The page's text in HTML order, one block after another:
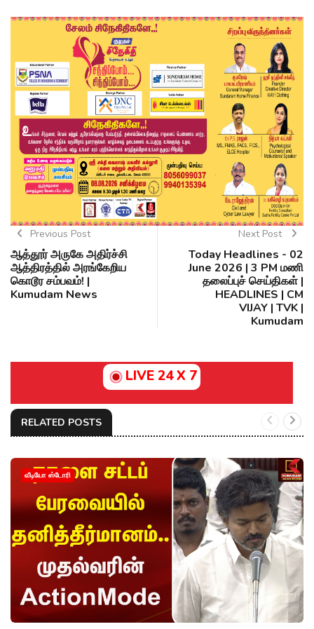
Previous Post
ஆத்தூர் அருகே அதிர்ச்சி
ஆத்திரத்தில் அரங்கேறிய
கொடூர சம்பவம்! |
Kumudam News
Next Post
Today Headlines - 02
June 2026 | 3 PM மணி
தலைப்புச் செய்திகள் |
HEADLINES | CM
VIJAY | TVK |
Kumudam
LIVE 24 X 7
RELATED POSTS
வீடியோ ஸ்டோரி